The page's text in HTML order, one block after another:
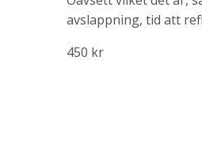
avslappning, tid att
450 kr